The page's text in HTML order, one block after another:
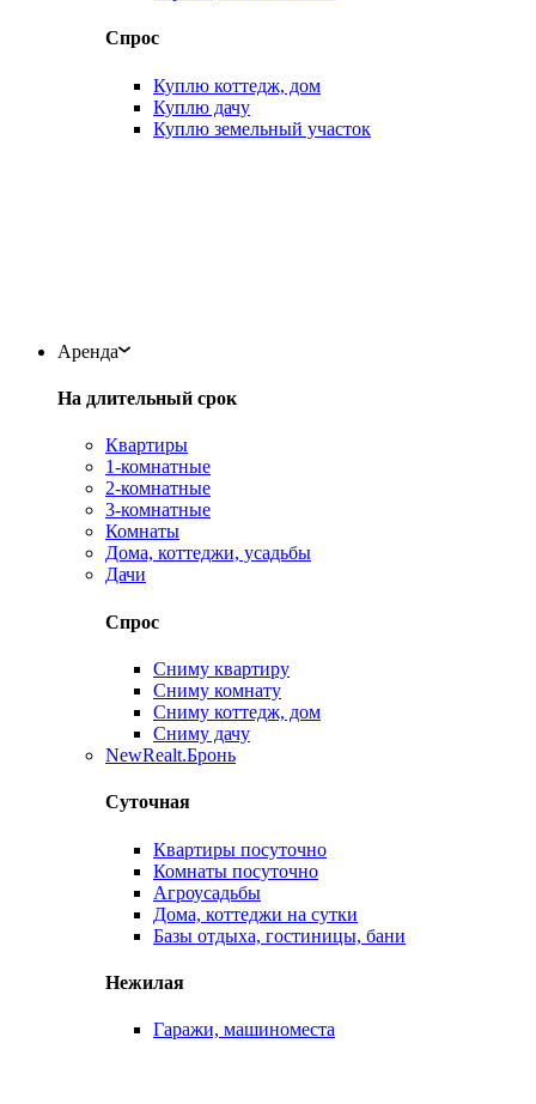
Спрос
Куплю коттедж, дом
Куплю дачу
Куплю земельный участок
Аренда
На длительный срок
Квартиры
1-комнатные
2-комнатные
3-комнатные
Комнаты
Дома, коттеджи, усадьбы
Дачи
Спрос
Сниму квартиру
Сниму комнату
Сниму коттедж, дом
Сниму дачу
NewRealt.Бронь
Суточная
Квартиры посуточно
Комнаты посуточно
Агроусадьбы
Дома, коттеджи на сутки
Базы отдыха, гостиницы, бани
Нежилая
Гаражи, машиноместа